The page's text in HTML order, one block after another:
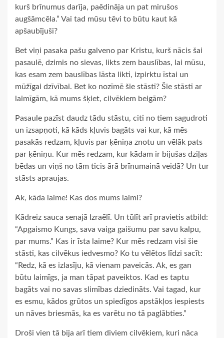
kurš brīnumus darīja, paēdināja un pat mirušos
augšāmcēla.” Vai tad mūsu tēvi to būtu kaut kā
apšaubījuši?
Bet viņi pasaka pašu galveno par Kristu, kurš nācis šai
pasaulē, dzimis no sievas, likts zem bauslības, lai mūsu,
kas esam zem bauslības lāsta likti, izpirktu īstai un
mūžīgai dzīvībai. Bet ko nozīmē šie stāsti? Šie stāsti ar
laimīgām, kā mums šķiet, cilvēkiem beigām?
Pasaule pazīst daudz tādu stāstu, citi no tiem sagudroti
un izsapņoti, kā kāds kļuvis bagāts vai kur, kā mēs
pasakās redzam, kļuvis par ķēniņa znotu un vēlāk pats
par ķēniņu. Kur mēs redzam, kur kādam ir bijušas dziļas
bēdas un viņš no tām ticis ārā brīnumainā veidā? Un tur
stāsts apraujas.
Ak, kāda laime! Kas dos mums laimi?
Kādreiz sauca senajā Izraēlī. Un tūlīt arī pravietis atbild:
“Apgaismo Kungs, sava vaiga gaišumu par savu kalpu,
par mums.” Kas ir īsta laime? Kur mēs redzam visi šie
stāsti, kas cilvēkus iedvesmo? Ko tu vēlētos līdzi sacīt:
“Redz, kā es izlasīju, kā vienam paveicās. Ak, es gan
būtu laimīgs, ja man tāpat paveiktos. Kad es taptu
bagāts vai no savas slimības dziedināts. Vai tagad, kur
es esmu, kādos grūtos un spiedīgos apstākļos iespiests
un nāves briesmās, ka es varētu no tā paglābties.”
Droši vien tā bija arī tiem diviem cilvēkiem, kuri nāca